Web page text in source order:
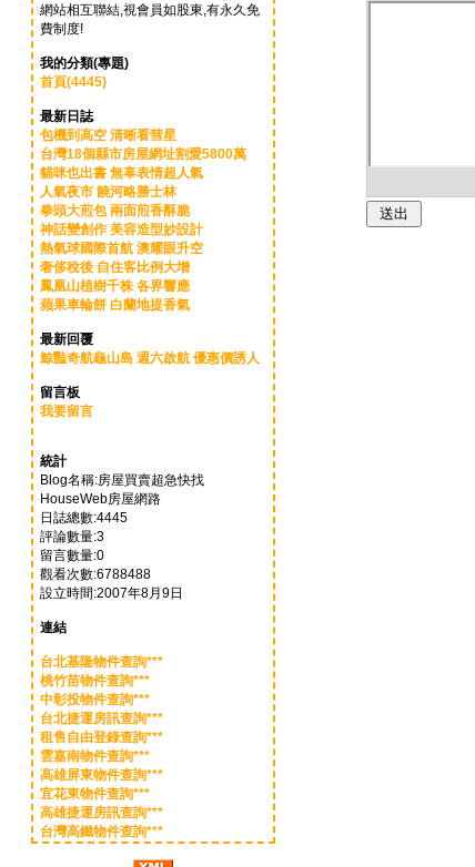
網站相互聯結,視會員如股東,有永久免
費制度!
我的分類(專題)
首頁(4445)
最新日誌
包機到高空 清晰看彗星
台灣18個縣市房屋網址割愛5800萬
貓咪也出書 無辜表情超人氣
人氣夜市 饒河略勝士林
拳頭大煎包 兩面煎香酥脆
神話變創作 美容造型妙設計
熱氣球國際首航 澳耀眼升空
奢侈稅後 自住客比例大增
鳳凰山植樹千株 各界響應
蘋果車輪餅 白蘭地提香氣
最新回覆
鯨豔奇航龜山島 週六啟航 優惠價誘人
留言板
我要留言
統計
Blog名稱:房屋買賣超急快找
HouseWeb房屋網路
日誌總數:4445
評論數量:3
留言數量:0
觀看次數:6788488
設立時間:2007年8月9日
連結
台北基隆物件查詢***
桃竹苗物件查詢***
中彰投物件查詢***
台北捷運房訊查詢***
租售自由登錄查詢***
雲嘉南物件查詢***
高雄屏東物件查詢***
宜花東物件查詢***
高雄捷運房訊查詢***
台灣高鐵物件查詢***